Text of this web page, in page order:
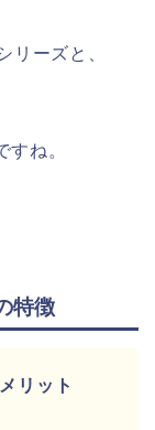
リーズと、
ね。
特徴
リット